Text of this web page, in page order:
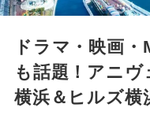
ドラマ・映画
も話題！アニ
横浜＆ヒルズ横